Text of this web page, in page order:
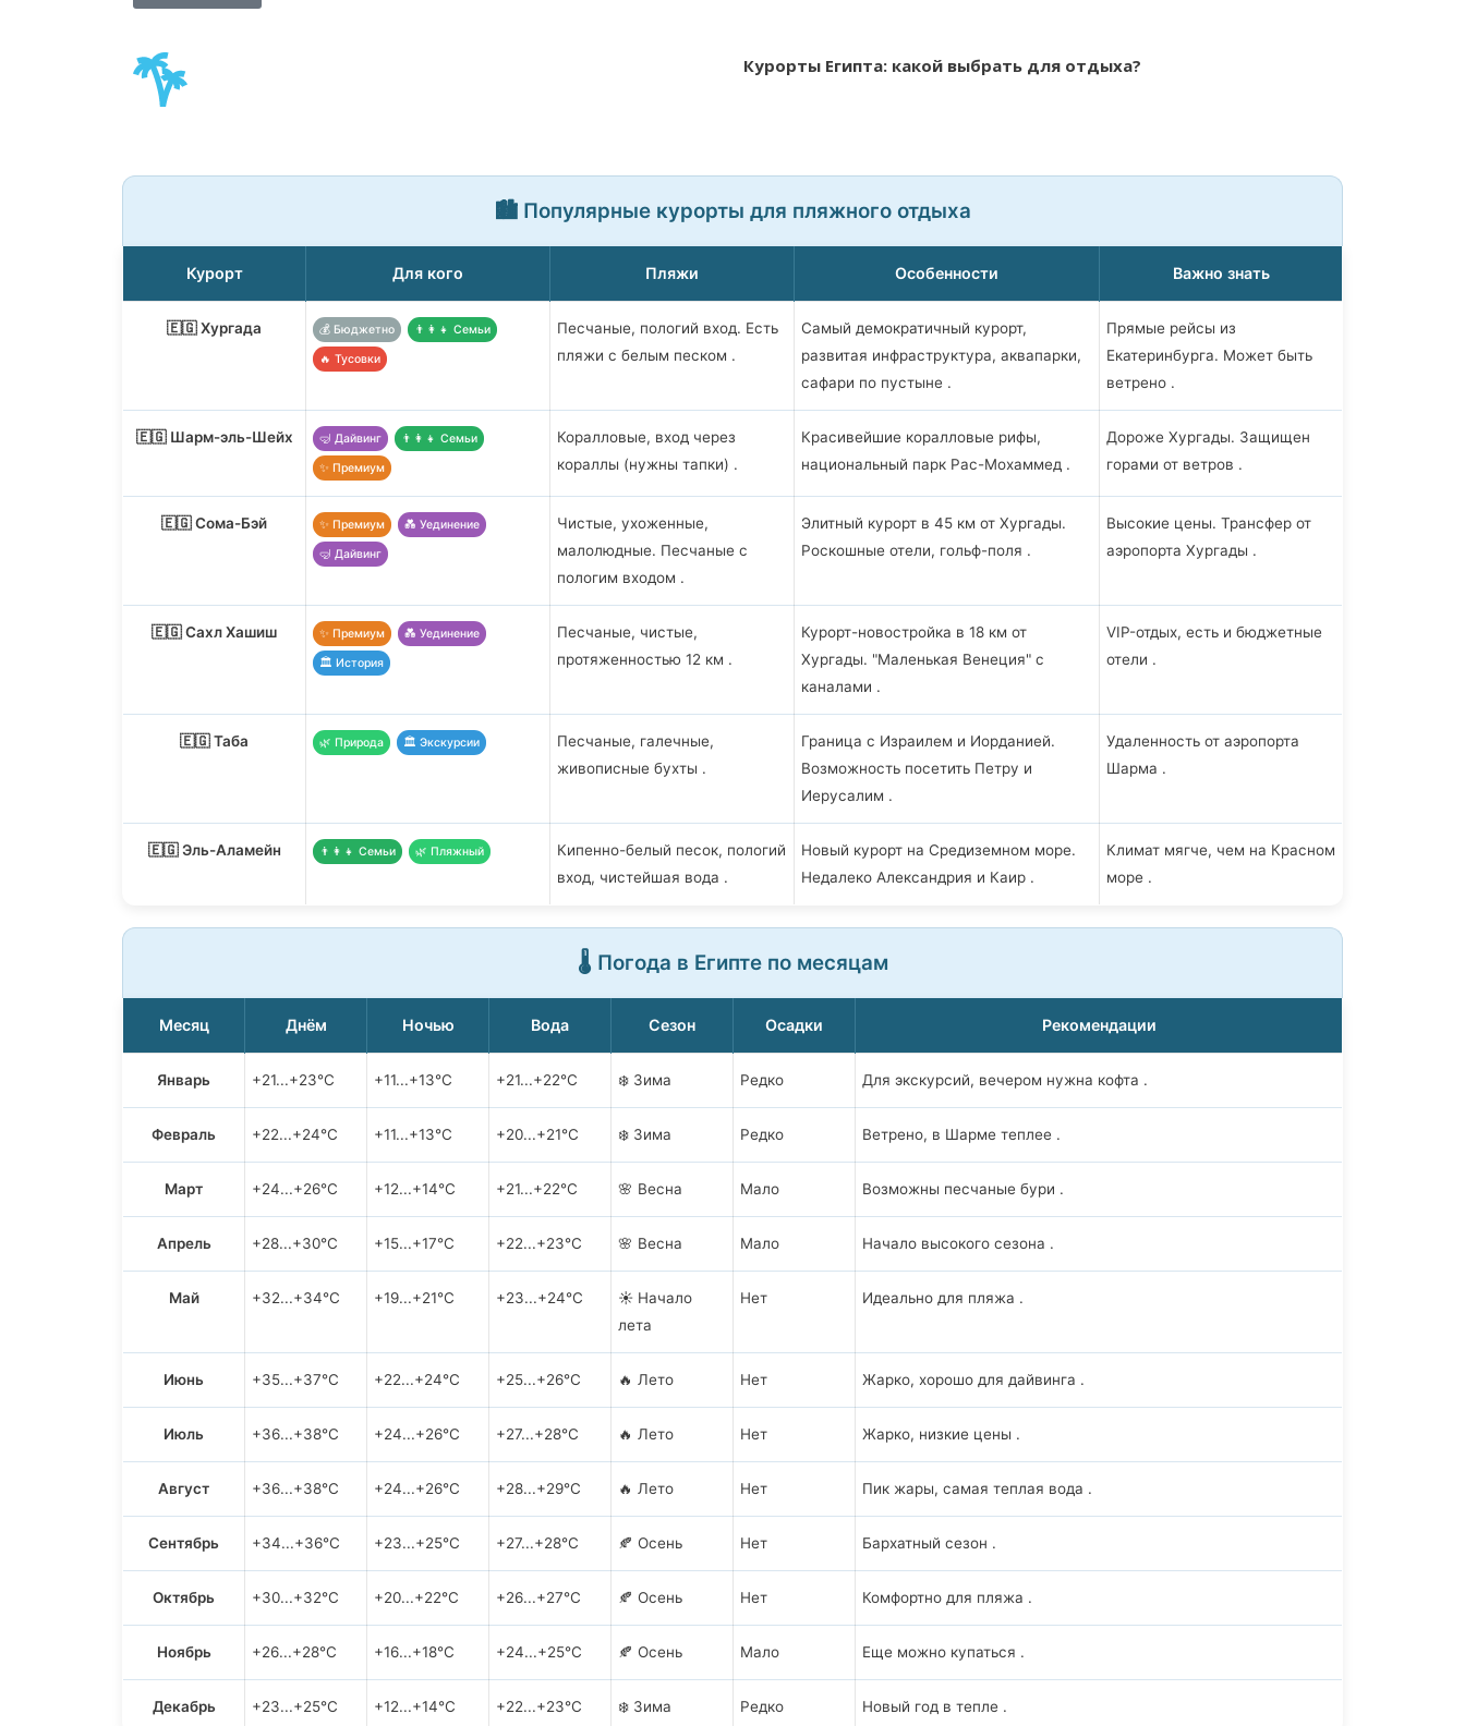
Курорты Египта: какой выбрать для отдыха?
🏙️ Популярные курорты для пляжного отдыха
Курорт Для кого Пляжи Особенности Важно знать
🇪🇬 Хургада 💰 Бюджетно 👨‍👩‍👧 Семьи
🔥 Тусовки
Песчаные, пологий вход. Есть
пляжи с белым песком .
Самый демократичный курорт,
развитая инфраструктура, аквапарки,
сафари по пустыне .
Прямые рейсы из
Екатеринбурга. Может быть
ветрено .
🇪🇬 Шарм-эль-Шейх 🤿 Дайвинг 👨‍👩‍👧 Семьи
✨ Премиум
Коралловые, вход через
кораллы (нужны тапки) .
Красивейшие коралловые рифы,
национальный парк Рас-Мохаммед .
Дороже Хургады. Защищен
горами от ветров .
🇪🇬 Сома-Бэй ✨ Премиум 💑 Уединение
🤿 Дайвинг
Чистые, ухоженные,
малолюдные. Песчаные с
пологим входом .
Элитный курорт в 45 км от Хургады.
Роскошные отели, гольф-поля .
Высокие цены. Трансфер от
аэропорта Хургады .
🇪🇬 Сахл Хашиш ✨ Премиум 💑 Уединение
🏛️ История
Песчаные, чистые,
протяженностью 12 км .
Курорт-новостройка в 18 км от
Хургады. "Маленькая Венеция" с
каналами .
VIP-отдых, есть и бюджетные
отели .
🇪🇬 Таба 🌿 Природа 🏛️ Экскурсии
Песчаные, галечные,
живописные бухты .
Граница с Израилем и Иорданией.
Возможность посетить Петру и
Иерусалим .
Удаленность от аэропорта
Шарма .
🇪🇬 Эль-Аламейн 👨‍👩‍👧 Семьи 🌿 Пляжный
Кипенно-белый песок, пологий
вход, чистейшая вода .
Новый курорт на Средиземном море.
Недалеко Александрия и Каир .
Климат мягче, чем на Красном
море .
🌡️ Погода в Египте по месяцам
Месяц Днём Ночью Вода Сезон Осадки Рекомендации
Январь +21...+23°C +11...+13°C +21...+22°C ❄️ Зима Редко Для экскурсий, вечером нужна кофта .
Февраль +22...+24°C +11...+13°C +20...+21°C ❄️ Зима Редко Ветрено, в Шарме теплее .
Март +24...+26°C +12...+14°C +21...+22°C 🌸 Весна Мало Возможны песчаные бури .
Апрель +28...+30°C +15...+17°C +22...+23°C 🌸 Весна Мало Начало высокого сезона .
Май +32...+34°C +19...+21°C +23...+24°C
☀️ Начало
лета
Нет Идеально для пляжа .
Июнь +35...+37°C +22...+24°C +25...+26°C 🔥 Лето Нет Жарко, хорошо для дайвинга .
Июль +36...+38°C +24...+26°C +27...+28°C 🔥 Лето Нет Жарко, низкие цены .
Август +36...+38°C +24...+26°C +28...+29°C 🔥 Лето Нет Пик жары, самая теплая вода .
Сентябрь +34...+36°C +23...+25°C +27...+28°C 🍂 Осень Нет Бархатный сезон .
Октябрь +30...+32°C +20...+22°C +26...+27°C 🍂 Осень Нет Комфортно для пляжа .
Ноябрь +26...+28°C +16...+18°C +24...+25°C 🍂 Осень Мало Еще можно купаться .
Декабрь +23...+25°C +12...+14°C +22...+23°C ❄️ Зима Редко Новый год в тепле .